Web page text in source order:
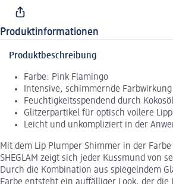
Produktinformationen
Produktbeschreibung
Farbe: Pink Flamingo
Intensive, schimmernde Farbwirkung
Feuchtigkeitsspendend durch Kokosöl
Glitzerpartikel für optisch vollere
Leicht und unkompliziert in der
Mit dem Lip Plumper Shimmer in der
SHEGLAM zeigt sich jeder Kussmund von
Durch die Kombination aus spiegelndem